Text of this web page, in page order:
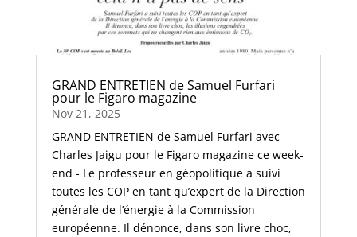
GRAND ENTRETIEN de Samuel Furfari
pour le Figaro magazine
Nov 21, 2025
GRAND ENTRETIEN de Samuel Furfari avec
Charles Jaigu pour le Figaro magazine ce week-
end - Le professeur en géopolitique a suivi
toutes les COP en tant qu’expert de la Direction
générale de l’énergie à la Commission
européenne. Il dénonce, dans son livre choc,